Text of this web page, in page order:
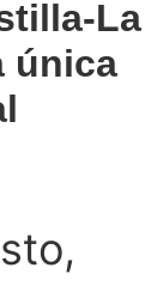
La
única